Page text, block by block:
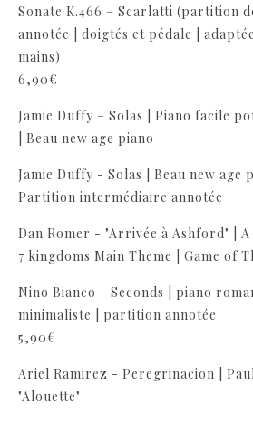
Sonate K.466 – Scarlatti (partition
annotée | doigtés et pédale |
mains)
6,90€
Jamie Duffy – Solas | Piano facile
| Beau new age piano
Jamie Duffy - Solas | Beau new age
Partition intermédiaire annotée
Dan Romer - "Arrivée à Ashford" |
7 kingdoms Main Theme | Game of
Nino Bianco - Seconds | piano
minimaliste | partition annotée
5,90€
Ariel Ramirez - Peregrinacion |
"Alouette"